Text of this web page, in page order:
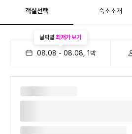
객실선택 숙소소개
08.08 - 08.08 1 박
날짜별 최저가 보기